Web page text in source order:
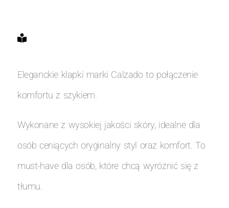
Eleganckie klapki marki Calzado to połączenie
komfortu z szykiem.
Wykonane z wysokiej jakości skóry, idealne dla
osób ceniących oryginalny styl oraz komfort. To
must-have dla osób, które chcą wyróżnić się z
tłumu.